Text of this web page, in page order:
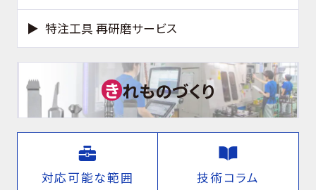
特注工具 再研磨サービス
きれものづくり
対応可能な範囲 技術コラム